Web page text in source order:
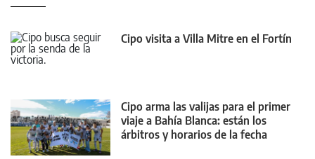
Cipo visita a Villa Mitre en el Fortín
Cipo arma las valijas para el primer
viaje a Bahía Blanca: están los
árbitros y horarios de la fecha